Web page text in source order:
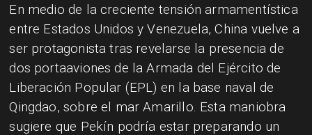
En medio de la creciente tensión armamentística
entre Estados Unidos y Venezuela, China vuelve a
ser protagonista tras revelarse la presencia de
dos portaaviones de la Armada del Ejército de
Liberación Popular (EPL) en la base naval de
Qingdao, sobre el mar Amarillo. Esta maniobra
sugiere que Pekín podría estar preparando un